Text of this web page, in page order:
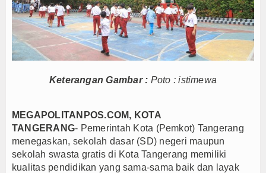
102 Tahun
Jakarta
Blitar Kembali Berjaya
Tahun Jakarta
Keterangan Gambar : Poto : istimewa
MEGAPOLITANPOS.COM, KOTA
TANGERANG- Pemerintah Kota (Pemkot) Tangerang
menegaskan, sekolah dasar (SD) negeri maupun
sekolah swasta gratis di Kota Tangerang memiliki
kualitas pendidikan yang sama-sama baik dan layak